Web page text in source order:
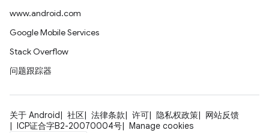
www.android.com
Google Mobile Services
Stack Overflow
问题跟踪器
关于 Android 社区 法律条款 许可 隐私权政策
网站反馈
ICP证合字B2-20070004号
Manage cookies